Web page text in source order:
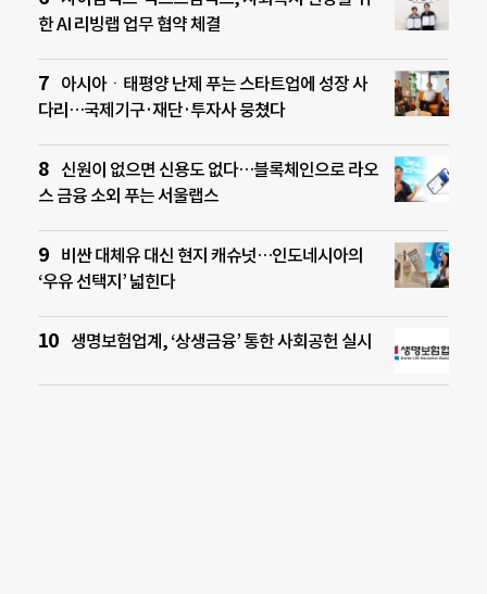
한 AI 리빙랩 업무 협약 체결
아시아ㆍ태평양 난제 푸는 스타트업에 성장 사
다리…국제기구·재단·투자사 뭉쳤다
신원이 없으면 신용도 없다…블록체인으로 라오
스 금융 소외 푸는 서울랩스
비싼 대체유 대신 현지 캐슈넛…인도네시아의
‘우유 선택지’ 넓힌다
생명보험업계, ‘상생금융’ 통한 사회공헌 실시